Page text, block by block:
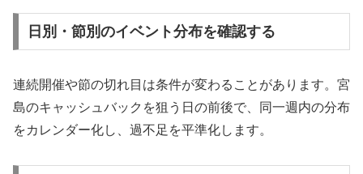
日別・節別のイベント分布を確認する
連続開催や節の切れ目は条件が変わることがあります。宮
島のキャッシュバックを狙う日の前後で、同一週内の分布
をカレンダー化し、過不足を平準化します。